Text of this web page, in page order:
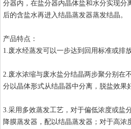
分器内，在盐分器内晶体盐和水分实现分
后的含盐水再进入结晶蒸发器蒸发结晶。
产品特点：
1.废水经蒸发可以一步达到回用标准或排
2.废水浓缩与废水盐分结晶两步聚分别在
分以晶体形式从结晶器中分离，脱盐效果
3.采用多效蒸发工艺，对于偏低浓度或盐
降膜蒸发器，配以结晶蒸发器；对于高浓